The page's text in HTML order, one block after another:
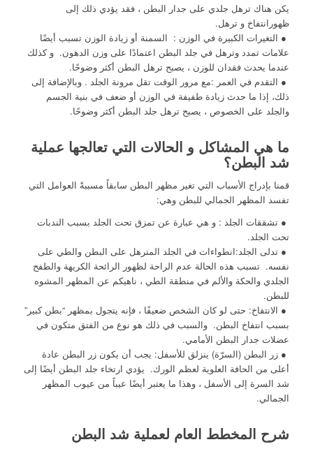
يكن هناك ترهل جلدي على جدار البطن ، فقد يؤدي ذلك إلى
ظهورانتفاخ و ترهل.
● التغيرات الكبيرة في الوزن : السمنة أو زيادة الوزن تسبب أيضًا
علامات تمدد وترهل في جلد البطن اعتمادًا على وزن الدهون. و كذلك
عندما يحدث فقدان للوزن ، يصبح ترهل البطن أكثر وضوحًا.
● التقدم في العمر :مع مرور الوقت تقل مرونة الجلد . وبالإضافة إلى
ذلك، إذا ما حدث زيادة طفيفة في الوزن أو ضعف في بنية الجسم
والجلد على الخصوص ، يصبح ترهل جلد البطن أكثر وضوحًا.
ما هي المشاكل و الحالات التي تعالجها عملية
شد البطن؟
قمنا بإدراج الأسباب التي تغير مظهر البطن سابقاً مسببةً العوامل التي
تفسد المظهر الجمالي للبطن وهي:
● تشققات الجلد : و هي عبارة عن تمزق تحت الجلد بسبب الندبات
تحت الجلد.
● تدلى الجلد:انطواءات في الجلد المترهل على البطن والطي على
نفسه. تسبب هذه الحالة عدم الراحة لظهور الرائحة الكريهة والطفح
الجلدي والحكة والألم في منطقة الطي ، ناهيكم عن المظهر المشوه
للبطن.
● الانتفاخ: حتى لو كان الشخص ضعيفًا ، فإنه يتجول بمظهر “بطن كبير”
بسبب انتفاخ البطن. والسبب في ذلك هو نوع من الفتق متكون في
عضلات جدار البطن الأمامي.
● زر البطن (السرّة) ينزلق للأسفل: يجب أن يكون زر البطن عادة
أعلى من الحافة العلوية لعظم الورك. يؤدي ارتخاء جلد البطن أيضًا إلى
شد السرة إلى الأسفل ، وهذا ما يعتبر أيضًا عيباً من عيوب المظهر
الجمالي.
شرح المخطط العام لعملية شد البطن